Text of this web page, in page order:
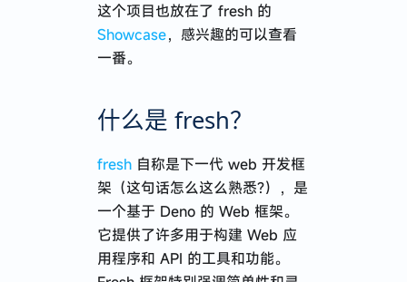
这个项目也放在了 fresh 的
Showcase，感兴趣的可以查看
一番。
什么是 fresh？
fresh自称是下一代 web 开发框
架（这句话怎么这么熟悉?），是
一个基于 Deno 的 Web 框架。
它提供了许多用于构建 Web 应
用程序和 API 的工具和功能。